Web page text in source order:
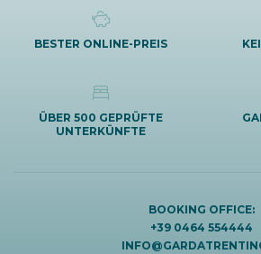
BESTER ONLINE-PREIS
ÜBER 500 GEPRÜFTE
UNTERKÜNFTE
BOOKING OFFICE:
+39 0464 554444